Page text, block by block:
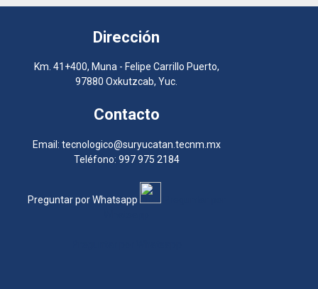
Dirección
Km. 41+400, Muna - Felipe Carrillo Puerto,
97880 Oxkutzcab, Yuc.
Contacto
Email: tecnologico@suryucatan.tecnm.mx
Teléfono: 997 975 2184
Preguntar por Whatsapp